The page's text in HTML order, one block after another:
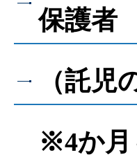
保護者
（託
※4か月